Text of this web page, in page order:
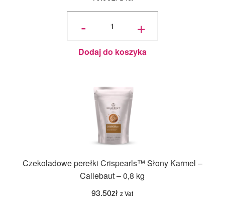
-
ilość
brąz
czekoladowy +
Dodaj do koszyka
Czekoladowe perełki Crispearls™ Słony Karmel –
Callebaut – 0,8 kg
93.50zł z Vat